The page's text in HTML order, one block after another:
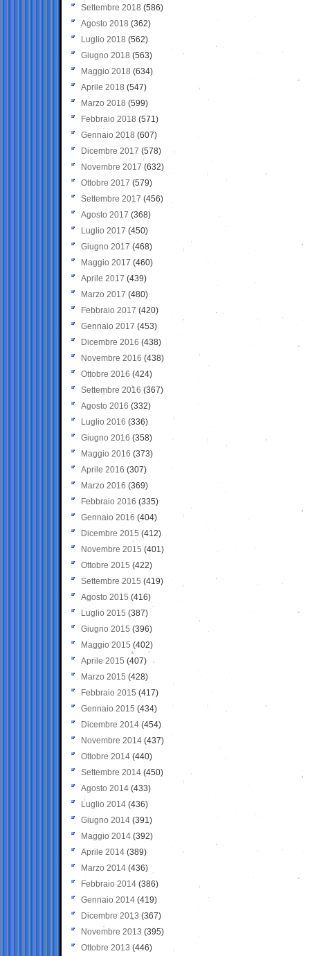
Settembre 2018 (586)
Agosto 2018 (362)
Luglio 2018 (562)
Giugno 2018 (563)
Maggio 2018 (634)
Aprile 2018 (547)
Marzo 2018 (599)
Febbraio 2018 (571)
Gennaio 2018 (607)
Dicembre 2017 (578)
Novembre 2017 (632)
Ottobre 2017 (579)
Settembre 2017 (456)
Agosto 2017 (368)
Luglio 2017 (450)
Giugno 2017 (468)
Maggio 2017 (460)
Aprile 2017 (439)
Marzo 2017 (480)
Febbraio 2017 (420)
Gennaio 2017 (453)
Dicembre 2016 (438)
Novembre 2016 (438)
Ottobre 2016 (424)
Settembre 2016 (367)
Agosto 2016 (332)
Luglio 2016 (336)
Giugno 2016 (358)
Maggio 2016 (373)
Aprile 2016 (307)
Marzo 2016 (369)
Febbraio 2016 (335)
Gennaio 2016 (404)
Dicembre 2015 (412)
Novembre 2015 (401)
Ottobre 2015 (422)
Settembre 2015 (419)
Agosto 2015 (416)
Luglio 2015 (387)
Giugno 2015 (396)
Maggio 2015 (402)
Aprile 2015 (407)
Marzo 2015 (428)
Febbraio 2015 (417)
Gennaio 2015 (434)
Dicembre 2014 (454)
Novembre 2014 (437)
Ottobre 2014 (440)
Settembre 2014 (450)
Agosto 2014 (433)
Luglio 2014 (436)
Giugno 2014 (391)
Maggio 2014 (392)
Aprile 2014 (389)
Marzo 2014 (436)
Febbraio 2014 (386)
Gennaio 2014 (419)
Dicembre 2013 (367)
Novembre 2013 (395)
Ottobre 2013 (446)